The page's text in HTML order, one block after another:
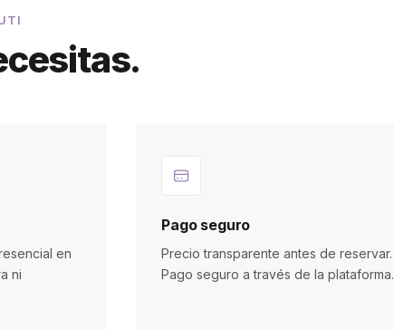
en
ni
Pago seguro
Precio transparente antes de reservar.
Pago seguro a través de la plataforma.